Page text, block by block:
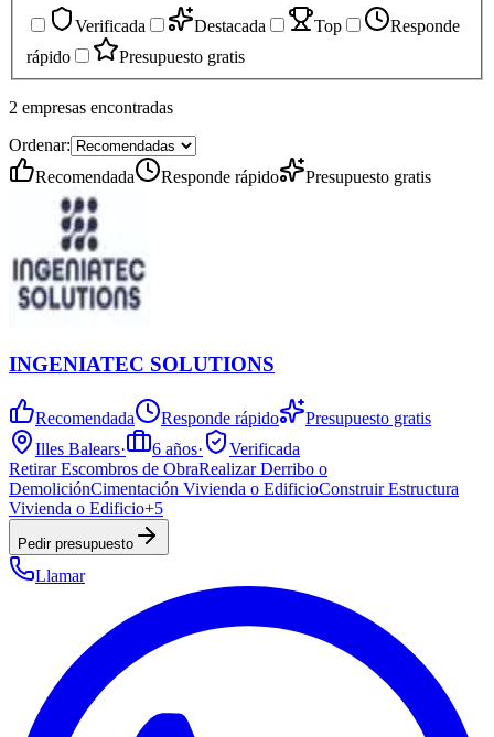
Verificada
Destacada Top
Responde
rápido
Presupuesto gratis
2 empresas encontradas
Ordenar:
Recomendada
Responde rápido Presupuesto gratis
INGENIATEC SOLUTIONS
Recomendada Responde rápido
Presupuesto gratis
Illes Balears· 6 años·
Verificada
Retirar Escombros de ObraRealizar Derribo o
DemoliciónCimentación Vivienda o EdificioConstruir Estructura
Vivienda o Edificio+5
Pedir presupuesto
Llamar